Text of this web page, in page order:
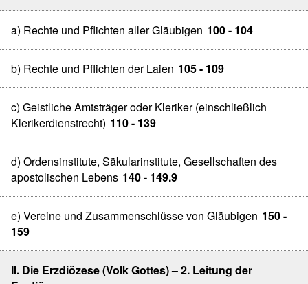
a) Rechte und Pflichten aller Gläubigen 100 - 104
b) Rechte und Pflichten der Laien 105 - 109
c) Geistliche Amtsträger oder Kleriker (einschließlich
Klerikerdienstrecht) 110 - 139
d) Ordensinstitute, Säkularinstitute, Gesellschaften des
apostolischen Lebens 140 - 149.9
e) Vereine und Zusammenschlüsse von Gläubigen 150 -
159
II. Die Erzdiözese (Volk Gottes) – 2. Leitung der